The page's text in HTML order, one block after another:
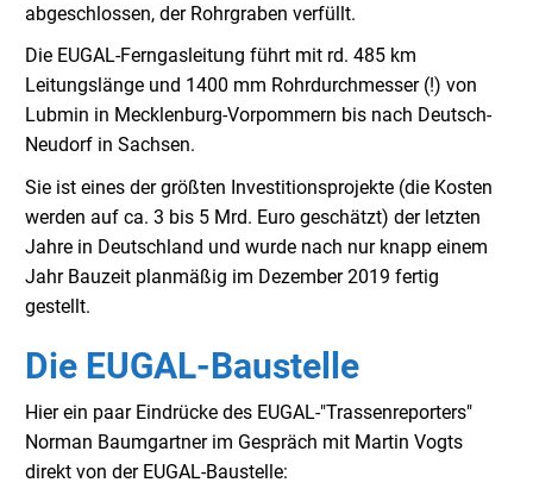
abgeschlossen, der Rohrgraben verfüllt.
Die EUGAL-Ferngasleitung führt mit rd. 485 km
Leitungslänge und 1400 mm Rohrdurchmesser (!) von
Lubmin in Mecklenburg-Vorpommern bis nach Deutsch-
Neudorf in Sachsen.
Sie ist eines der größten Investitionsprojekte (die Kosten
werden auf ca. 3 bis 5 Mrd. Euro geschätzt) der letzten
Jahre in Deutschland und wurde nach nur knapp einem
Jahr Bauzeit planmäßig im Dezember 2019 fertig
gestellt.
Die EUGAL-Baustelle
Hier ein paar Eindrücke des EUGAL-"Trassenreporters"
Norman Baumgartner im Gespräch mit Martin Vogts
direkt von der EUGAL-Baustelle: